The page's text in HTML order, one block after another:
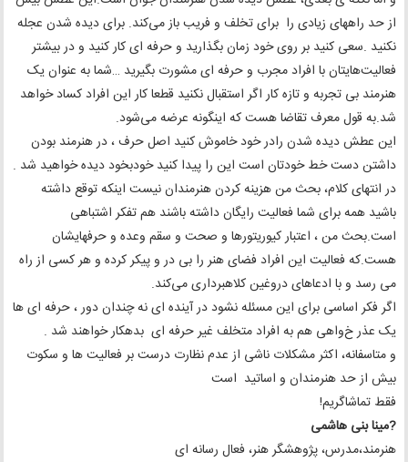
از حد راههای زیادی را برای تخلف و فریب باز می‌کند. برای دیده شدن عجله
نکنید .سعی کنید بر روی خود زمان بگذارید و حرفه ای کار کنید و در بیشتر
فعالیت‌هایتان با افراد مجرب و حرفه ای مشورت بگیرید …شما به عنوان یک
هنرمند بی تجربه و تازه کار اگر استقبال نکنید قطعا کار این افراد کساد خواهد
شد.به قول معرف تقاضا هست که اینگونه عرضه می‌شود.
این عطش دیده شدن رادر خود خاموش کنید اصل حرف ، در هنرمند بودن
داشتن دست خط خودتان است این را پیدا کنید خودبخود دیده خواهید شد .
در انتهای کلام، بحث من هزینه کردن هنرمندان نیست اینکه توقع داشته
باشید همه برای شما فعالیت رایگان داشته باشند هم تفکر اشتباهی
است.بحث من ، اعتبار کیوریتورها و صحت و سقم وعده و حرفهایشان
هست.که فعالیت این افراد فضای هنر را بی در و پیکر کرده و هر کسی از راه
می رسد و با ادعاهای دروغین کلاهبرداری می‌کند.
اگر فکر اساسی برای این مسئله نشود در آینده ای نه چندان دور ، حرفه ای ها
یک عذر خ‌واهی هم به افراد متخلف غیر حرفه ای بدهکار خواهند شد .
و متاسفانه، اکثر مشکلات ناشی از عدم نظارت درست بر فعالیت ها و سکوت
بیش از حد هنرمندان و اساتید است
فقط تماشاگریم!
?مینا بنی هاشمی
هنرمند،مدرس، پژوهشگر هنر، فعال رسانه ای